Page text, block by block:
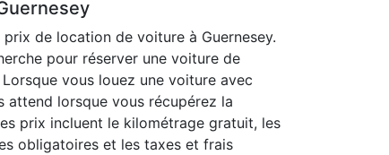
de location de voiture à Guernesey.
pour réserver une voiture de
vous louez une voiture avec
attend lorsque vous récupérez la
prix incluent le kilométrage gratuit, les
obligatoires et les taxes et frais